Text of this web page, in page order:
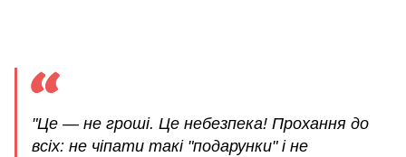
"Це — не гроші. Це небезпека! Прохання до
всіх: не чіпати такі "подарунки" і не